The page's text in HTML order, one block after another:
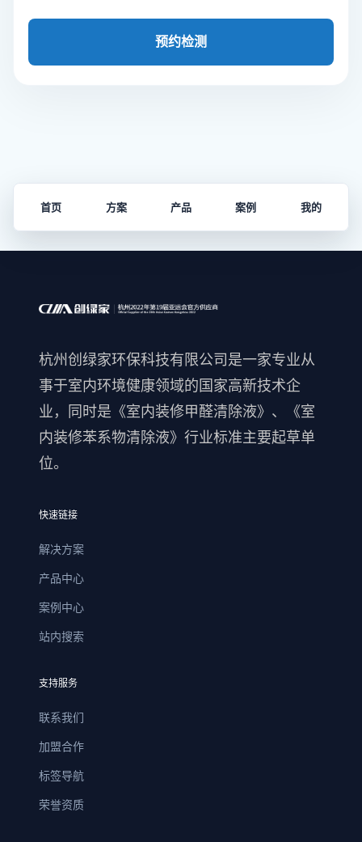
预约检测
首页 方案 产品 案例 我的
杭州创绿家环保科技有限公司是一家专业从
事于室内环境健康领域的国家高新技术企
业，同时是《室内装修甲醛清除液》、《室
内装修苯系物清除液》行业标准主要起草单
位。
快速链接
解决方案
产品中心
案例中心
站内搜索
支持服务
联系我们
加盟合作
标签导航
荣誉资质